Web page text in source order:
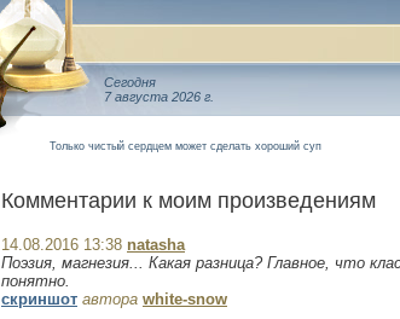
Сегодня
7 августа 2026 г.
Только чистый сердцем может сделать хороший суп
Комментарии к моим произведениям
14.08.2016 13:38 natasha
Поэзия, магнезия... Какая разница? Главное, что
понятно.
скриншот автора white-snow